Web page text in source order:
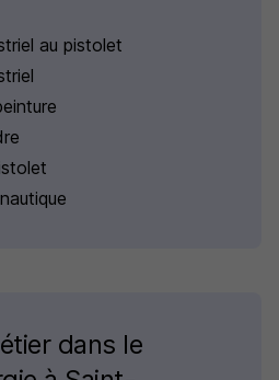
au pistolet
dans le